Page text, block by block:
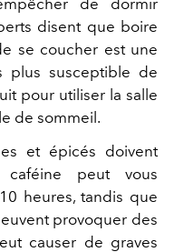
disent que boire
se coucher est une
plus susceptible de
pour utiliser la salle
de sommeil.
et épicés doivent
peut vous
heures, tandis que
provoquer des
causer de graves